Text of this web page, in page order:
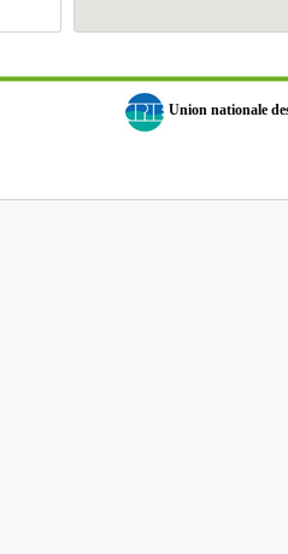
Union nationale